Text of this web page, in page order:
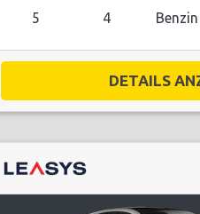
5 4 Benzin
DETAILS